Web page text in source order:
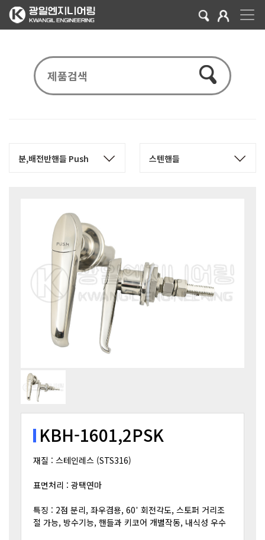
KBH-1601,2PSK
재질 : 스테인레스 (STS316)
표면처리 : 광택연마
특징 : 2점 분리, 좌우겸용, 60˚ 회전각도, 스토퍼 거리조
절 가능, 방수기능, 핸들과 키코어 개별작동, 내식성 우수